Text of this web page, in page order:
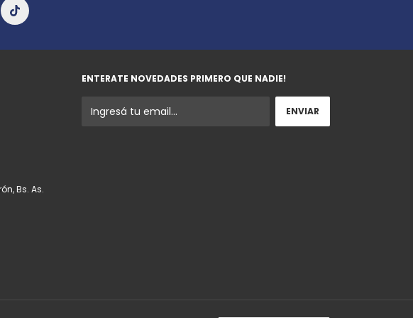
Bs. As.
ENTERATE NOVEDADES PRIMERO QUE NADIE!